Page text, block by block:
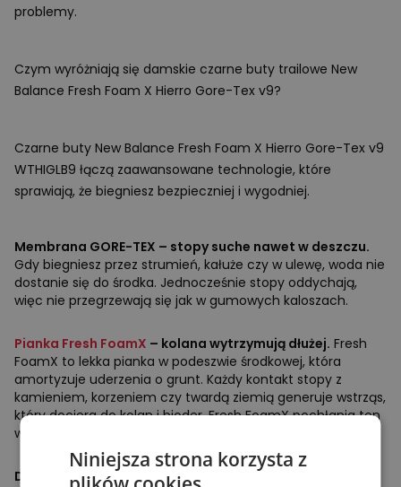
problemy.
Czym wyróżniają się damskie czarne buty trailowe New
Balance Fresh Foam X Hierro Gore-Tex v9?
Czarne buty New Balance Fresh Foam X Hierro Gore-Tex v9
WTHIGLB9 łączą zaawansowane technologie, które
sprawiają, że biegniesz bezpieczniej i wygodniej.
Membrana GORE-TEX – stopy suche nawet w deszczu.
Gdy biegniesz przez strumień, kałuże czy w ulewę, woda nie
dostanie się do środka. Jednocześnie stopy oddychają,
więc nie przegrzewają się jak w gumowych kaloszach.
Pianka Fresh FoamX – kolana wytrzymują dłużej. Fresh
FoamX to lekka pianka w podeszwie środkowej, która
amortyzuje uderzenia o grunt. Każdy kontakt stopy z
kamieniem, korzeniem czy twardą ziemią generuje wstrząs,
który dociera do kolan i bioder. Fresh FoamX pochłania ten
wstrząs, dzięki czemu biegniesz dłużej bez bólu.
Drop wynosi zaledwie 4 mm– różnica wysokości między
Niniejsza strona korzysta z